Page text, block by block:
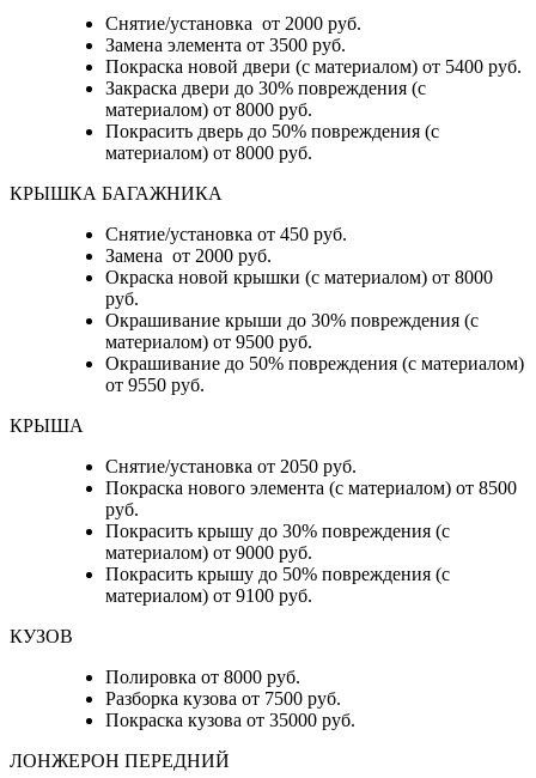
Снятие/установка от 2000 руб.
Замена элемента от 3500 руб.
Покраска новой двери (с материалом) от 5400 руб.
Закраска двери до 30% повреждения (с
материалом) от 8000 руб.
Покрасить дверь до 50% повреждения (с
материалом) от 8000 руб.
КРЫШКА БАГАЖНИКА
Снятие/установка от 450 руб.
Замена от 2000 руб.
Окраска новой крышки (с материалом) от 8000
руб.
Окрашивание крыши до 30% повреждения (с
материалом) от 9500 руб.
Окрашивание до 50% повреждения (с материалом)
от 9550 руб.
КРЫША
Снятие/установка от 2050 руб.
Покраска нового элемента (с материалом) от 8500
руб.
Покрасить крышу до 30% повреждения (с
материалом) от 9000 руб.
Покрасить крышу до 50% повреждения (с
материалом) от 9100 руб.
КУЗОВ
Полировка от 8000 руб.
Разборка кузова от 7500 руб.
Покраска кузова от 35000 руб.
ЛОНЖЕРОН ПЕРЕДНИЙ